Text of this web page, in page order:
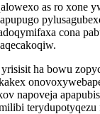
as ro xone
cona
ha bowu
napoveja